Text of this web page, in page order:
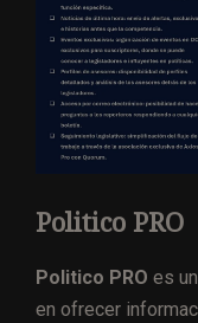
Politico PRO
Politico PRO es
en ofrecer